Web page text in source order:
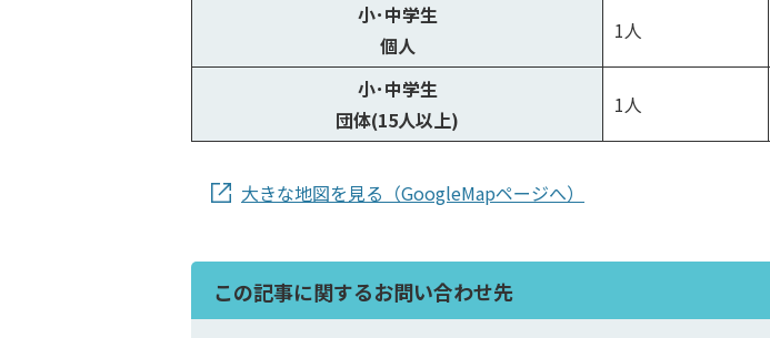
小･中学生
個人
1人
小･中学生
団体(15人以上)
1人
大きな地図を見る（GoogleMapページへ）
この記事に関するお問い合わせ先